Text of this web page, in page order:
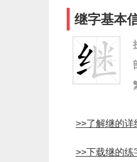
继字基本
>>了解继的详
>>下载继的练